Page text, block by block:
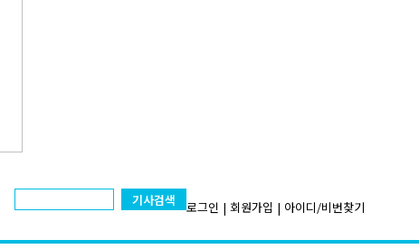
기사검색 로그인 | 회원가입 | 아이디/비번찾기